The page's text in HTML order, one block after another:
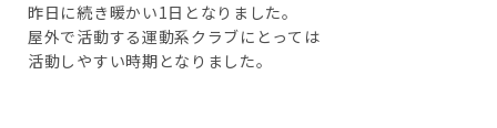
昨日に続き暖かい1日となりました。
屋外で活動する運動系クラブにとっては
活動しやすい時期となりました。